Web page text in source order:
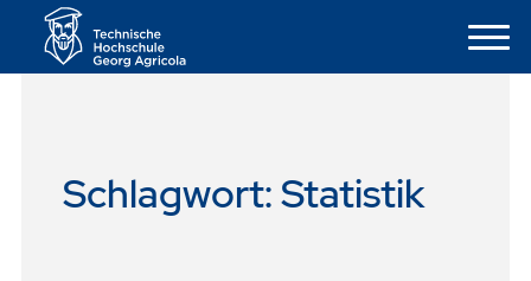
Schlagwort:Statistik